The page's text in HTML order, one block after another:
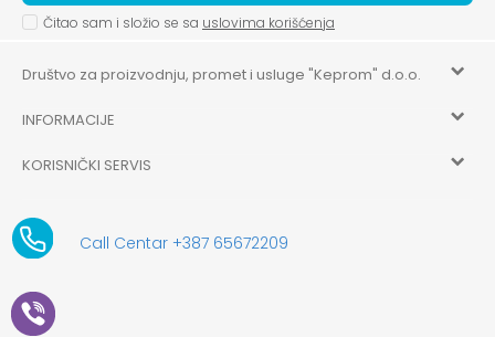
Čitao sam i složio se sa uslovima korišćenja
Društvo za proizvodnju, promet i usluge "Keprom" d.o.o.
HILANDARSKA 32, ISTOČNO NOVO SARAJEVO, ISTOČNO
aksaonlinebih@aksabih.ba
5514802214205743
61-01-0052-11
INFORMACIJE
Zaposlenje
Saradnja
KORISNIČKI SERVIS
Uslovi korišćenja i prodaje
Kako kupiti
Call Centar +387 65672209